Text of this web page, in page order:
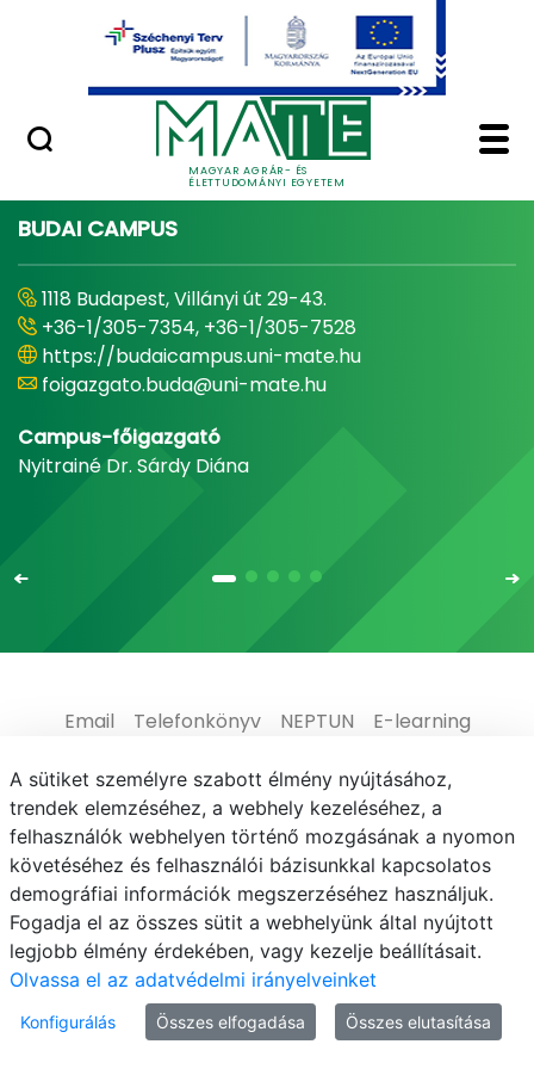
Ugrás a fő tartalomhoz
MAGYAR AGRÁR- ÉS
ÉLETTUDOMÁNYI EGYETEM
Minőségügy
Home - Magyar
BUDAI CAMPUS
1118 Budapest, Villányi út 29-43.
+36-1/305-7354, +36-1/305-7528
https://budaicampus.uni-mate.hu
foigazgato.buda@uni-mate.hu
Campus-főigazgató
Nyitrainé Dr. Sárdy Diána
Email Telefonkönyv NEPTUN
E-learning
Médiaközpont
Informatikai Igazgatóság
Adatvédelem
© MATE 2021
A sütiket személyre szabott élmény nyújtásához,
trendek elemzéséhez, a webhely kezeléséhez, a
felhasználók webhelyen történő mozgásának a nyomon
követéséhez és felhasználói bázisunkkal kapcsolatos
demográfiai információk megszerzéséhez használjuk.
Fogadja el az összes sütit a webhelyünk által nyújtott
legjobb élmény érdekében, vagy kezelje beállításait.
Olvassa el az adatvédelmi irányelveinket
Konfigurálás Összes elfogadása Összes elutasítása